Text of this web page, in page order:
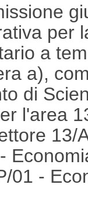
per
a
a),
di
l'area
13/
01 -